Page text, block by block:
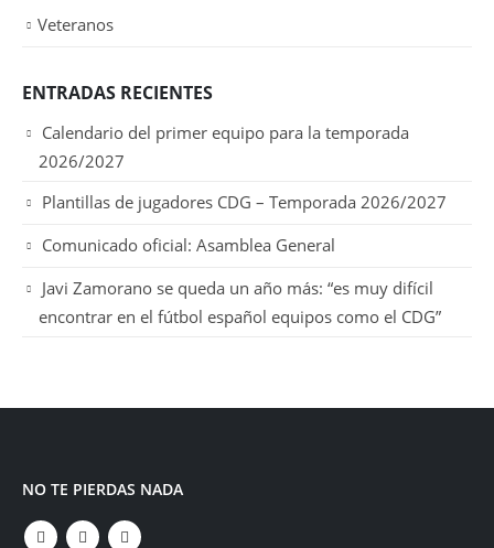
Veteranos
ENTRADAS RECIENTES
Calendario del primer equipo para la temporada
2026/2027
Plantillas de jugadores CDG – Temporada 2026/2027
Comunicado oficial: Asamblea General
Javi Zamorano se queda un año más: “es muy difícil
encontrar en el fútbol español equipos como el CDG”
NO TE PIERDAS NADA